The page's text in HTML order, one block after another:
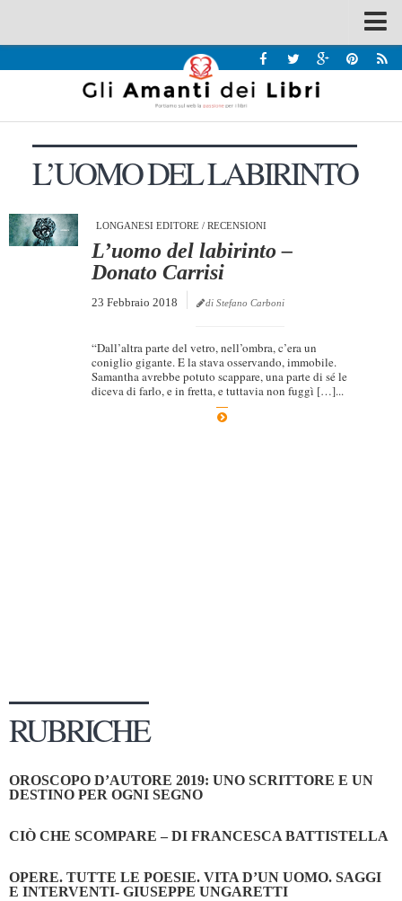
Recensioni
Interviste & Incontri
Bandi
Chi siamo
Tabù Festival 2014
A Tutto Volume
Marketing
L’UOMO DEL LABIRINTO
LONGANESI EDITORE/ RECENSIONI
L’uomo del labirinto –
Donato Carrisi
23 Febbraio 2018 di Stefano Carboni
“Dall’altra parte del vetro, nell’ombra, c’era un
coniglio gigante. E la stava osservando, immobile.
Samantha avrebbe potuto scappare, una parte di sé le
diceva di farlo, e in fretta, e tuttavia non fuggì […]...
RUBRICHE
OROSCOPO D’AUTORE 2019: UNO SCRITTORE E UN
DESTINO PER OGNI SEGNO
CIÒ CHE SCOMPARE – DI FRANCESCA BATTISTELLA
OPERE. TUTTE LE POESIE. VITA D’UN UOMO. SAGGI
E INTERVENTI- GIUSEPPE UNGARETTI